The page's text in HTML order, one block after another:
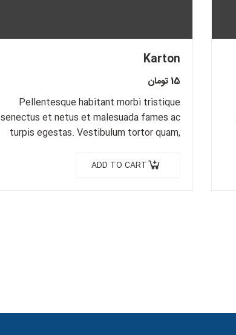
Karton
15تومان
Pellentesque habitant morbi tristique
senectus et netus et malesuada fames ac
turpis egestas. Vestibulum tortor quam,
amet, ante. Donec eu libero sit amet…
ADD TO CART